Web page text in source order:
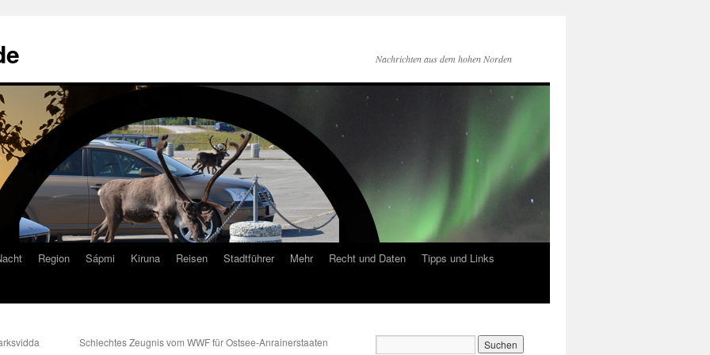
Nachrichten aus dem hohen Norden
Region Sápmi Kiruna Reisen Stadtführer Mehr Recht und Daten
Tipps und Links
Schlechtes Zeugnis vom WWF für Ostsee-Anrainerstaaten